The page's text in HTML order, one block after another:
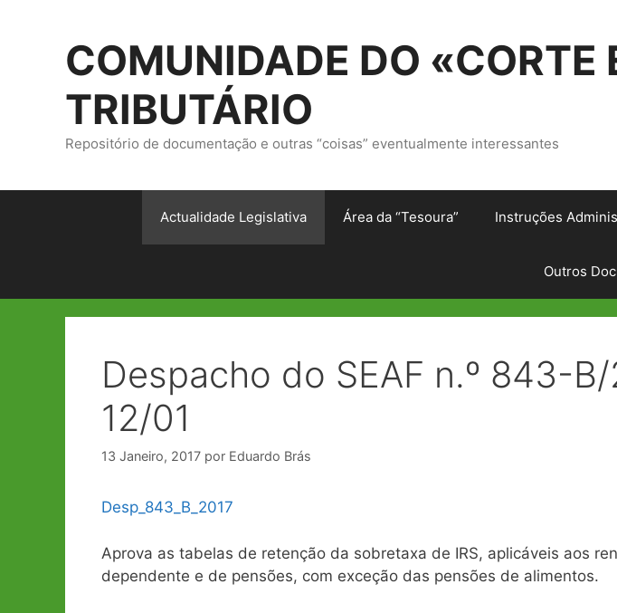
COMUNIDADE DO
TRIBUTÁRIO
Repositório de documentação e outras “coisas” eventualmente interessantes
Actualidade Legislativa Área da “Tesoura” Instruções
Outros
Despacho do SEAF n.º 843-B/
12/01
13 Janeiro, 2017 por Eduardo Brás
Desp_843_B_2017
Aprova as tabelas de retenção da sobretaxa de IRS, aplicáveis aos
dependente e de pensões, com exceção das pensões de alimentos.